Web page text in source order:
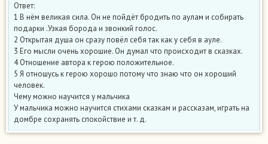
Ответ:
1 В нём великая сила. Он не пойдёт бродить по аулам и собирать
подарки .Узкая борода и звонкий голос.
2 Открытая душа он сразу повёл себя так как у себя в ауле.
3 Его мысли очень хорошие. Он думал что происходит в сказках.
4 Отношение автора к герою положительное.
5 Я отношусь к герою хорошо потому что знаю что он хороший
человек.
Чему можно научится у мальчика
У мальчика можно научится стихами сказкам и рассказам, играть на
домбре сохранять спокойствие и т. д.